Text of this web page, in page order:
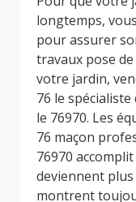
longtemps,
pour assurer
travaux pose
votre jardin,
76 le
le 76970. Les
76 maçon
76970
deviennent
montrent